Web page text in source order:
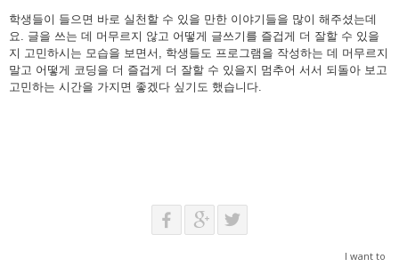
학생들이 들으면 바로 실천할 수 있을 만한 이야기들을 많이 해주셨는데
요. 글을 쓰는 데 머무르지 않고 어떻게 글쓰기를 즐겁게 더 잘할 수 있을
지 고민하시는 모습을 보면서, 학생들도 프로그램을 작성하는 데 머무르지
말고 어떻게 코딩을 더 즐겁게 더 잘할 수 있을지 멈추어 서서 되돌아 보고
고민하는 시간을 가지면 좋겠다 싶기도 했습니다.
I want to